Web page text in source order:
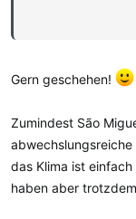
man schöne
Viele Grüße
Christiane.
Gern geschehen!
Zumindest São
das Klima ist
haben aber